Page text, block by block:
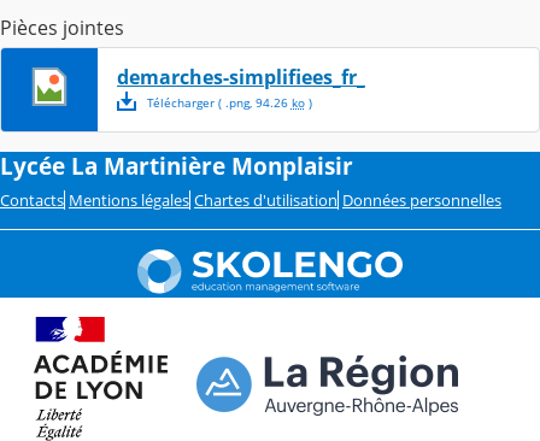
Pièces jointes
demarches-simplifiees_fr_
Télécharger( .png, 94.26 ko)
Lycée La Martinière Monplaisir
Contacts Mentions légales Chartes d'utilisation Données personnelles